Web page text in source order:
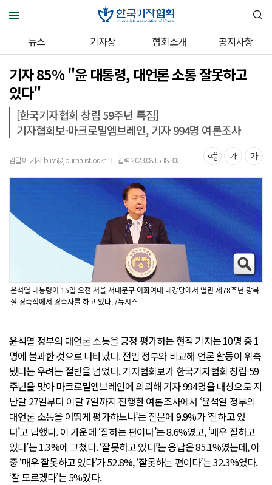
뉴스 기자상 협회소개 공지사항
기자 85% "윤 대통령, 대언론 소통 잘못하고
있다"
[한국기자협회 창립 59주년 특집]
기자협회보·마크로밀엠브레인, 기자 994명 여론조사
김달아 기자 bliss@journalist.or.kr ｜ 입력 2023.08.15 18:30:11
윤석열 대통령이 15일 오전 서울 서대문구 이화여대 대강당에서 열린 제78주년 광복
절 경축식에서 경축사를 하고 있다. /뉴시스
윤석열 정부의 대언론 소통을 긍정 평가하는 현직 기자는 10명 중 1
명에 불과한 것으로 나타났다. 전임 정부와 비교해 언론 활동이 위축
됐다는 우려는 절반을 넘었다. 기자협회보가 한국기자협회 창립 59
주년을 맞아 마크로밀엠브레인에 의뢰해 기자 994명을 대상으로 지
난달 27일부터 이달 7일까지 진행한 여론조사에서 ‘윤석열 정부의
대언론 소통을 어떻게 평가하느냐’는 질문에 9.9%가 ‘잘하고 있
다’고 답했다. 이 가운데 ‘잘하는 편이다’는 8.6%였고, ‘매우 잘하고
있다’는 1.3%에 그쳤다. ‘잘못하고 있다’는 응답은 85.1%였는데, 이
중 ‘매우 잘못하고 있다’가 52.8%, ‘잘못하는 편이다’는 32.3%였다.
‘잘 모르겠다’는 5%였다.